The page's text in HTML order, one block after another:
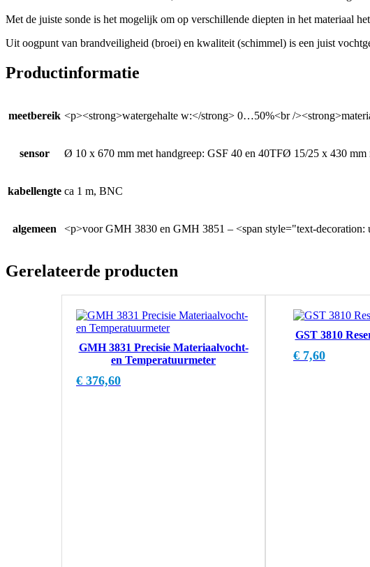
Met de juiste sonde is het mogelijk om op verschillende diepten in het materiaal
Uit oogpunt van brandveiligheid (broei) en kwaliteit (schimmel) is een juist
Productinformatie
meetbereik <p><strong>watergehalte w:</strong> 0…50%<br /
sensor Ø 10 x 670 mm met handgreep: GSF 40 en 40TFØ 15/25 x 430
kabellengte ca 1 m, BNC
algemeen <p>voor GMH 3830 en GMH 3851 – <span style="text-
Gerelateerde producten
GMH 3831 Precisie Materiaalvocht-
en Temperatuurmeter
€ 376,60
GST 3810
€ 7,60